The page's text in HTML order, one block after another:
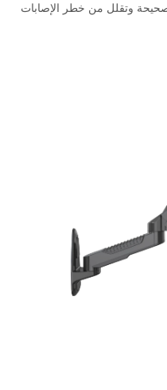
وتقلل من خطر الإصابات